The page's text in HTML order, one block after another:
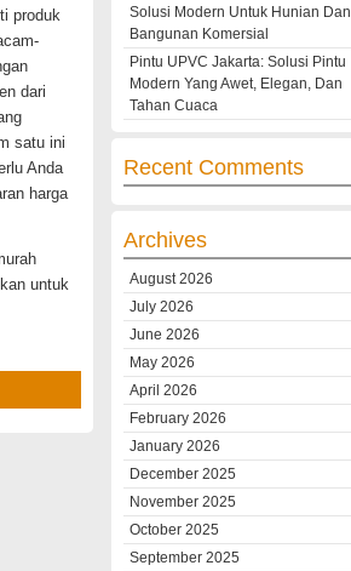
produk
dari
satu ini
Anda
harga
untuk
Solusi Modern Untuk Hunian Dan
Bangunan Komersial
Pintu UPVC Jakarta: Solusi Pintu
Modern Yang Awet, Elegan, Dan
Tahan Cuaca
Recent Comments
Archives
August 2026
July 2026
June 2026
May 2026
April 2026
February 2026
January 2026
December 2025
November 2025
October 2025
September 2025